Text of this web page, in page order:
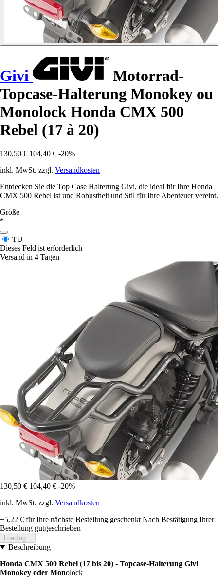
Givi
Motorrad-
Topcase-Halterung Monokey ou
Monolock Honda CMX 500
Rebel (17 à 20)
130,50 € 104,40 € -20%
inkl. MwSt. zzgl. Versandkosten
Entdecken Sie die Top Case Halterung Givi, die ideal für Ihre Honda
CMX 500 Rebel ist und Robustheit und Stil für Ihre Abenteuer vereint.
Größe
*
TU
Dieses Feld ist erforderlich
Versand in 4 Tagen
130,50 € 104,40 € -20%
inkl. MwSt. zzgl. Versandkosten
+5,22 € für Ihre nächste Bestellung geschenkt Nach Bestätigung Ihrer
Bestellung gutgeschrieben
Loading...
Beschreibung
Honda CMX 500 Rebel (17 bis 20) - Topcase-Halterung Givi
Monokey oder Monolock